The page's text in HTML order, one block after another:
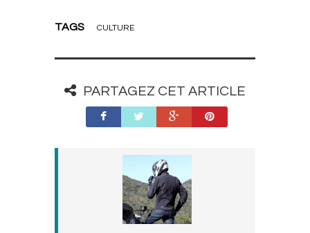
TAGS CULTURE
PARTAGEZ CET ARTICLE